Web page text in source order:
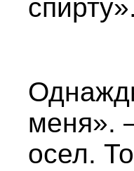
спирту».
меня».
осел.